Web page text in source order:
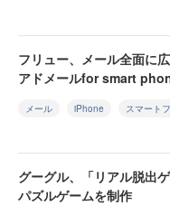
フリュー、メール全面に
アドメールfor smart
メール iPhone スマート
グーグル、「リアル脱出
パズルゲームを制作